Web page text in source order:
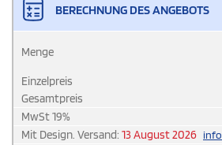
BERECHNUNG DES ANGEBOTS
Menge
Einzelpreis
Gesamtpreis
MwSt19%
Mit Design. Versand: 13 August 2026 info